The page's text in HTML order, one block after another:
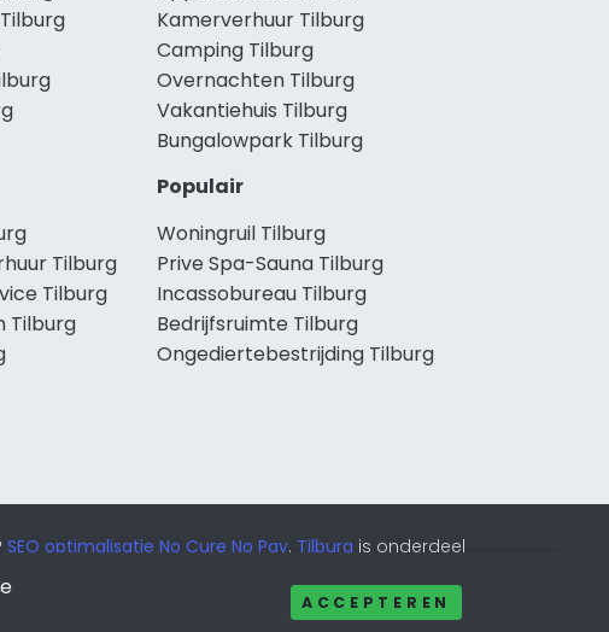
Kamerverhuur Tilburg
Camping Tilburg
Overnachten Tilburg
Vakantiehuis Tilburg
Bungalowpark Tilburg
Tilburg
Tilburg
Tilburg
Populair
Woningruil Tilburg
Prive Spa-Sauna Tilburg
Incassobureau Tilburg
Bedrijfsruimte Tilburg
Ongediertebestrijding Tilburg
SEO optimalisatie No Cure No Pay. Tilburg is onderdeel
ACCEPTEREN